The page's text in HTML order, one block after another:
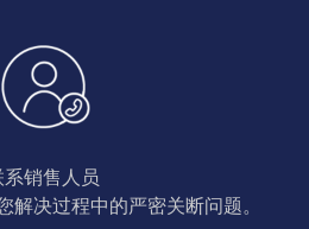
销售人员
解决过程中的严密关断问题。